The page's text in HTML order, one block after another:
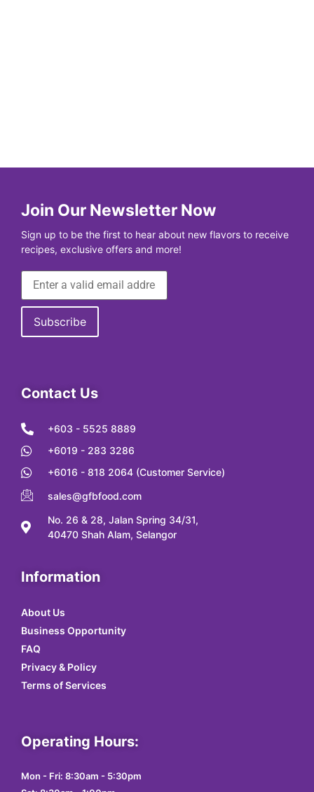
Join Our Newsletter Now
Sign up to be the first to hear about new flavors to receive
recipes, exclusive offers and more!
Contact Us
+603 - 5525 8889
+6019 - 283 3286
+6016 - 818 2064 (Customer Service)
sales@gfbfood.com
No. 26 & 28, Jalan Spring 34/31,
40470 Shah Alam, Selangor
Information
About Us
Business Opportunity
FAQ
Privacy & Policy
Terms of Services
Operating Hours:
Mon - Fri: 8:30am - 5:30pm